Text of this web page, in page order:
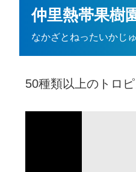
仲里熱帯果樹
なかざとねったいかじ
50種類以上のトロ